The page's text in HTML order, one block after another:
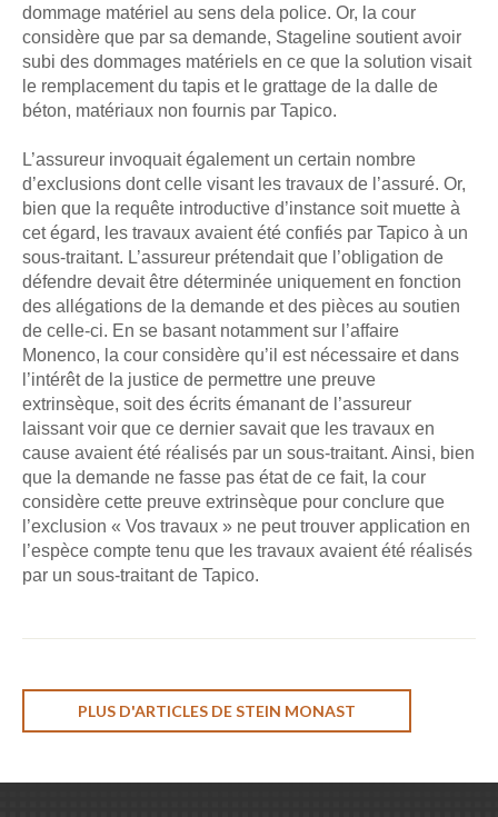
dommage matériel au sens dela police. Or, la cour
considère que par sa demande, Stageline soutient avoir
subi des dommages matériels en ce que la solution visait
le remplacement du tapis et le grattage de la dalle de
béton, matériaux non fournis par Tapico.
L’assureur invoquait également un certain nombre
d’exclusions dont celle visant les travaux de l’assuré. Or,
bien que la requête introductive d’instance soit muette à
cet égard, les travaux avaient été confiés par Tapico à un
sous-traitant. L’assureur prétendait que l’obligation de
défendre devait être déterminée uniquement en fonction
des allégations de la demande et des pièces au soutien
de celle-ci. En se basant notamment sur l’affaire
Monenco, la cour considère qu’il est nécessaire et dans
l’intérêt de la justice de permettre une preuve
extrinsèque, soit des écrits émanant de l’assureur
laissant voir que ce dernier savait que les travaux en
cause avaient été réalisés par un sous-traitant. Ainsi, bien
que la demande ne fasse pas état de ce fait, la cour
considère cette preuve extrinsèque pour conclure que
l’exclusion « Vos travaux » ne peut trouver application en
l’espèce compte tenu que les travaux avaient été réalisés
par un sous-traitant de Tapico.
PLUS D'ARTICLES DE STEIN MONAST